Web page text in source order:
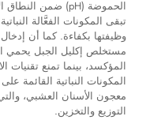
تبقى المكونات الفعَّالة
وظيفتها بكفاءة. كما أن
مستخلص إكليل الجبل يحمي
المؤكسد، بينما تمنع تقنيات
المكونات النباتية القائمة
معجون الأسنان العشبي،
التوزيع والتخزين.